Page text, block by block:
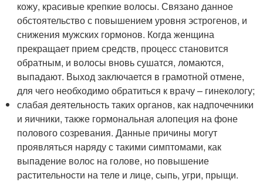
кожу, красивые крепкие волосы. Связано данное
обстоятельство с повышением уровня эстрогенов, и
снижения мужских гормонов. Когда женщина
прекращает прием средств, процесс становится
обратным, и волосы вновь сушатся, ломаются,
выпадают. Выход заключается в грамотной отмене,
для чего необходимо обратиться к врачу – гинекологу;
слабая деятельность таких органов, как надпочечники
и яичники, также гормональная алопеция на фоне
полового созревания. Данные причины могут
проявляться наряду с такими симптомами, как
выпадение волос на голове, но повышение
растительности на теле и лице, сыпь, угри, прыщи.